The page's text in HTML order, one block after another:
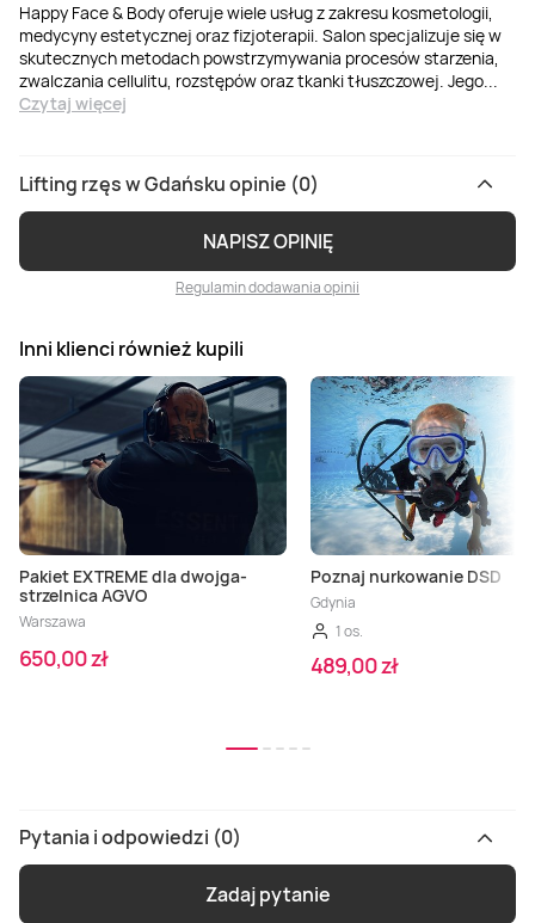
Happy Face & Body oferuje wiele usług z zakresu kosmetologii,
medycyny estetycznej oraz fizjoterapii. Salon specjalizuje się w
skutecznych metodach powstrzymywania procesów starzenia,
zwalczania cellulitu, rozstępów oraz tkanki tłuszczowej. Jego...
Czytaj więcej
Lifting rzęs w Gdańsku opinie (0)
NAPISZ OPINIĘ
Regulamin dodawania opinii
Inni klienci również kupili
Pakiet EXTREME dla dwojga-
strzelnica AGVO
Warszawa
650,00 zł
Poznaj nurkowanie DSD
Gdynia
1 os.
489,00 zł
Pytania i odpowiedzi (0)
Zadaj pytanie